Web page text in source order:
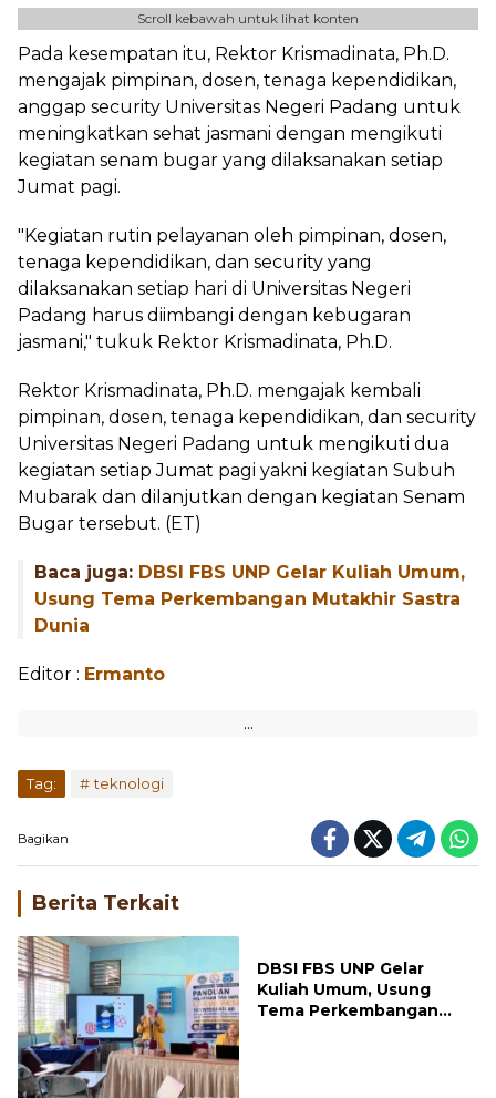
Scroll kebawah untuk lihat konten
Pada kesempatan itu, Rektor Krismadinata, Ph.D.
mengajak pimpinan, dosen, tenaga kependidikan,
anggap security Universitas Negeri Padang untuk
meningkatkan sehat jasmani dengan mengikuti
kegiatan senam bugar yang dilaksanakan setiap
Jumat pagi.
"Kegiatan rutin pelayanan oleh pimpinan, dosen,
tenaga kependidikan, dan security yang
dilaksanakan setiap hari di Universitas Negeri
Padang harus diimbangi dengan kebugaran
jasmani," tukuk Rektor Krismadinata, Ph.D.
Rektor Krismadinata, Ph.D. mengajak kembali
pimpinan, dosen, tenaga kependidikan, dan security
Universitas Negeri Padang untuk mengikuti dua
kegiatan setiap Jumat pagi yakni kegiatan Subuh
Mubarak dan dilanjutkan dengan kegiatan Senam
Bugar tersebut. (ET)
Baca juga: DBSI FBS UNP Gelar Kuliah Umum,
Usung Tema Perkembangan Mutakhir Sastra
Dunia
Editor : Ermanto
Kuliah Umum, Usung
Tema Perkembangan
Mutakhir Sastra Dunia